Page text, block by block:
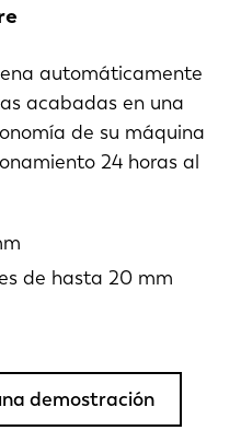
automáticamente
acabadas en una
de su máquina
24 horas al
de hasta 20 mm
demostración